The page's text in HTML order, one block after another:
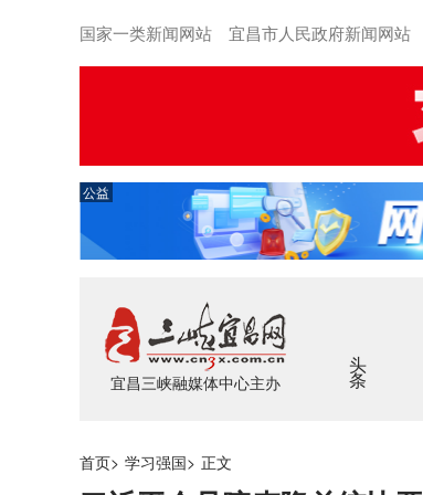
国家一类新闻网站 宜昌市人民政府新闻网站
公益
宜昌三峡融媒体中心主办
头条
首页> 学习强国> 正文